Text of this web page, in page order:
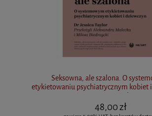
Seksowna, ale szalona. O
etykietowaniu psychiatrycznym kobiet
Dr Jessica Taylor
48,00 zł